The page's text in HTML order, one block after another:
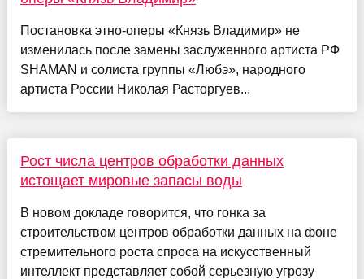
Постановка этно-оперы «Князь Владимир» не
изменилась после замены заслуженного артиста РФ
SHAMAN и солиста группы «Любэ», народного
артиста России Николая Расторгуев...
Рост числа центров обработки данных
истощает мировые запасы воды
В новом докладе говорится, что гонка за
строительством центров обработки данных на фоне
стремительного роста спроса на искусственный
интеллект представляет собой серьезную угрозу